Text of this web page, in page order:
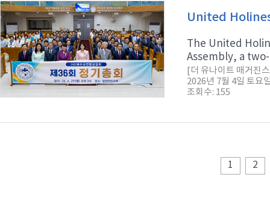
United
The United
Assembly, a
[더 유나이트 매거진
2026년 7월 4일 토요
조회수: 155
1 2